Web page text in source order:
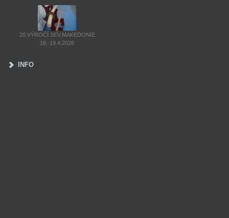
20.VÝROČÍ SEV.MAKEDONIE
18.-19.4.2026
INFO